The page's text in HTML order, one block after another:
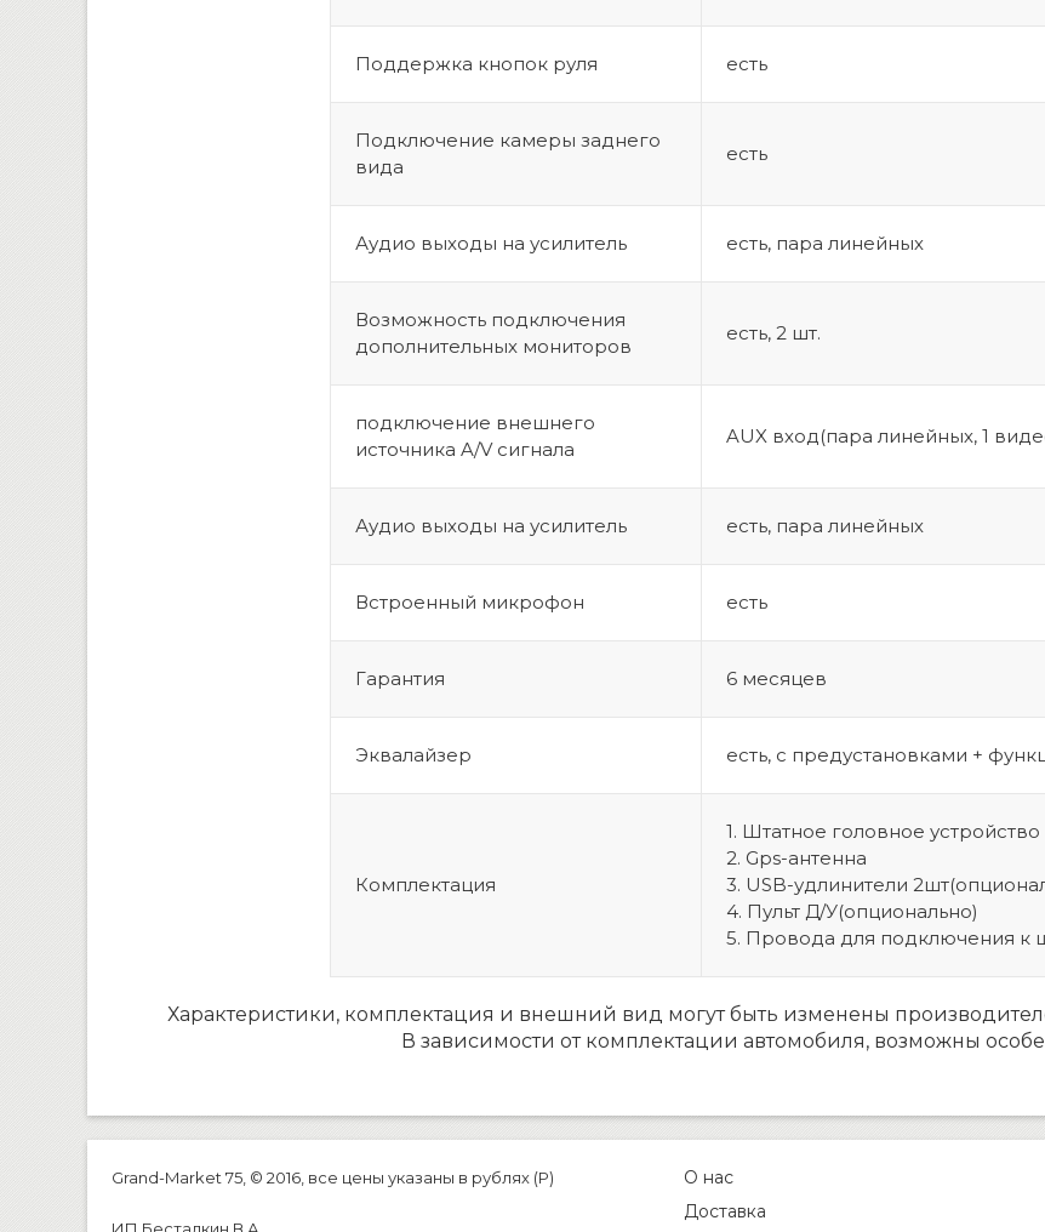
Поддержка кнопок руля есть
Подключение камеры заднего
вида
есть
Аудио выходы на усилитель есть, пара линейных
Возможность подключения
дополнительных мониторов
eсть, 2 шт.
подключение внешнего
источника A/V сигнала
AUX вход(пара линейных, 1
Аудио выходы на усилитель есть, пара линейных
Встроенный микрофон есть
Гарантия 6 месяцев
Эквалайзер есть, с предустановками +
Комплектация
1. Штатное головное устройство
2. Gps-антенна
3. USB-удлинители
4. Пульт Д/У(опционально)
5. Провода для подключения к
Характеристики, комплектация и внешний вид могут быть изменены
В зависимости от комплектации автомобиля, возможны
Grand-Market 75, © 2016, все цены указаны в рублях (P)
О нас
Доставка